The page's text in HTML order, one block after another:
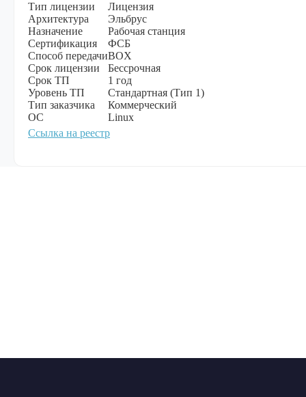
Тип лицензии
Лицензия
Архитектура
Эльбрус
Назначение
Рабочая станция
Сертификация
ФСБ
Способ передачиBOX
Срок лицензии
Бессрочная
Срок ТП
1 год
Уровень ТП
Стандартная (Тип 1)
Тип заказчика
Коммерческий
ОС
Linux
Ссылка на реестр